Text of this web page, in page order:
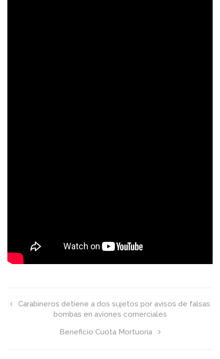
Carabineros detiene a dos sujetos por avisos de falsas
bombas en aviones comerciales
Beneficio Cuota Mortuoria